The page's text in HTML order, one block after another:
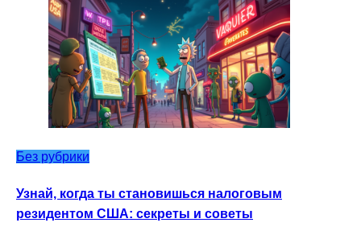
Без рубрики
Узнай, когда ты становишься налоговым
резидентом США: секреты и советы